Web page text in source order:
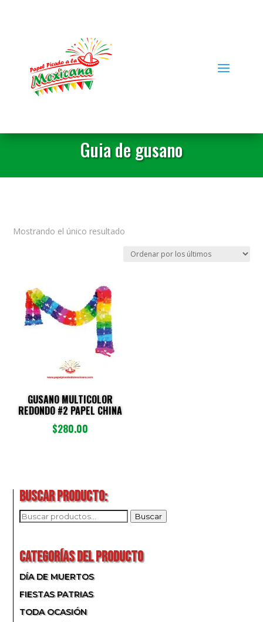
Guia de gusano
Mostrando el único resultado
GUSANO MULTICOLOR
REDONDO #2 PAPEL CHINA
$280.00
BUSCAR PRODUCTO:
BUSCAR
Buscar
CATEGORÍAS DEL PRODUCTO
DÍA DE MUERTOS
FIESTAS PATRIAS
TODA OCASIÓN